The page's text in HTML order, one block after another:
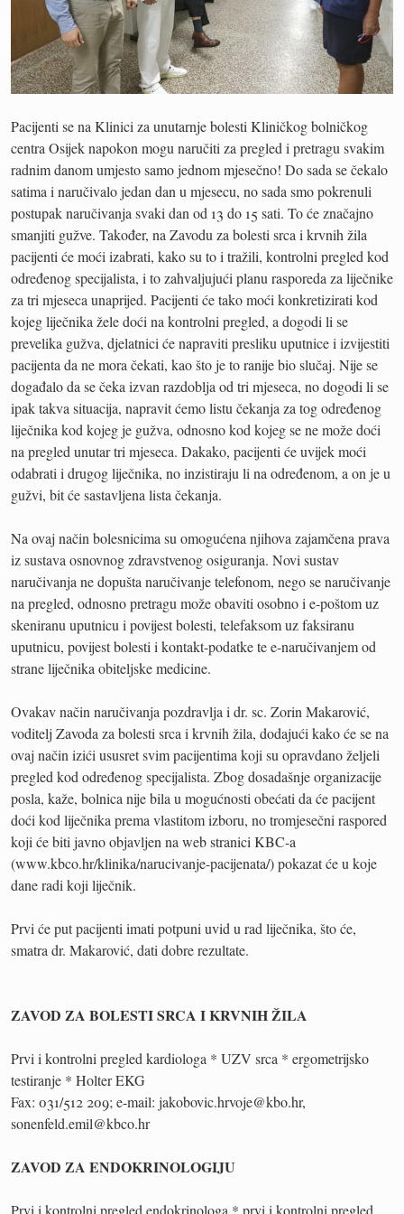
Pacijenti se na Klinici za unutarnje bolesti Kliničkog bolničkog
centra Osijek napokon mogu naručiti za pregled i pretragu svakim
radnim danom umjesto samo jednom mjesečno! Do sada se čekalo
satima i naručivalo jedan dan u mjesecu, no sada smo pokrenuli
postupak naručivanja svaki dan od 13 do 15 sati. To će značajno
smanjiti gužve. Također, na Zavodu za bolesti srca i krvnih žila
pacijenti će moći izabrati, kako su to i tražili, kontrolni pregled kod
određenog specijalista, i to zahvaljujući planu rasporeda za liječnike
za tri mjeseca unaprijed. Pacijenti će tako moći konkretizirati kod
kojeg liječnika žele doći na kontrolni pregled, a dogodi li se
prevelika gužva, djelatnici će napraviti presliku uputnice i izvijestiti
pacijenta da ne mora čekati, kao što je to ranije bio slučaj. Nije se
događalo da se čeka izvan razdoblja od tri mjeseca, no dogodi li se
ipak takva situacija, napravit ćemo listu čekanja za tog određenog
liječnika kod kojeg je gužva, odnosno kod kojeg se ne može doći
na pregled unutar tri mjeseca. Dakako, pacijenti će uvijek moći
odabrati i drugog liječnika, no inzistiraju li na određenom, a on je u
gužvi, bit će sastavljena lista čekanja.
Na ovaj način bolesnicima su omogućena njihova zajamčena prava
iz sustava osnovnog zdravstvenog osiguranja. Novi sustav
naručivanja ne dopušta naručivanje telefonom, nego se naručivanje
na pregled, odnosno pretragu može obaviti osobno i e-poštom uz
skeniranu uputnicu i povijest bolesti, telefaksom uz faksiranu
uputnicu, povijest bolesti i kontakt-podatke te e-naručivanjem od
strane liječnika obiteljske medicine.
Ovakav način naručivanja pozdravlja i dr. sc. Zorin Makarović,
voditelj Zavoda za bolesti srca i krvnih žila, dodajući kako će se na
ovaj način izići ususret svim pacijentima koji su opravdano željeli
pregled kod određenog specijalista. Zbog dosadašnje organizacije
posla, kaže, bolnica nije bila u mogućnosti obećati da će pacijent
doći kod liječnika prema vlastitom izboru, no tromjesečni raspored
koji će biti javno objavljen na web stranici KBC-a
(www.kbco.hr/klinika/narucivanje-pacijenata/) pokazat će u koje
dane radi koji liječnik.
Prvi će put pacijenti imati potpuni uvid u rad liječnika, što će,
smatra dr. Makarović, dati dobre rezultate.
ZAVOD ZA BOLESTI SRCA I KRVNIH ŽILA
Prvi i kontrolni pregled kardiologa * UZV srca * ergometrijsko
testiranje * Holter EKG
Fax: 031/512 209; e-mail: jakobovic.hrvoje@kbo.hr,
sonenfeld.emil@kbco.hr
ZAVOD ZA ENDOKRINOLOGIJU
Prvi i kontrolni pregled endokrinologa * prvi i kontrolni pregled